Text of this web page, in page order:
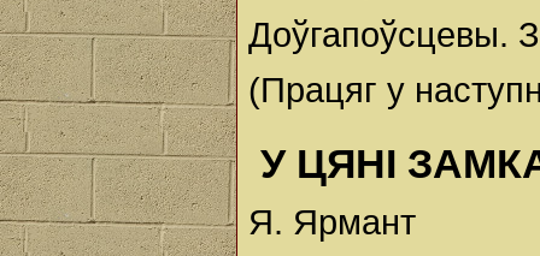
Доўгапоўсцевы.
(Працяг у
У ЦЯНІ
Я. Ярмант